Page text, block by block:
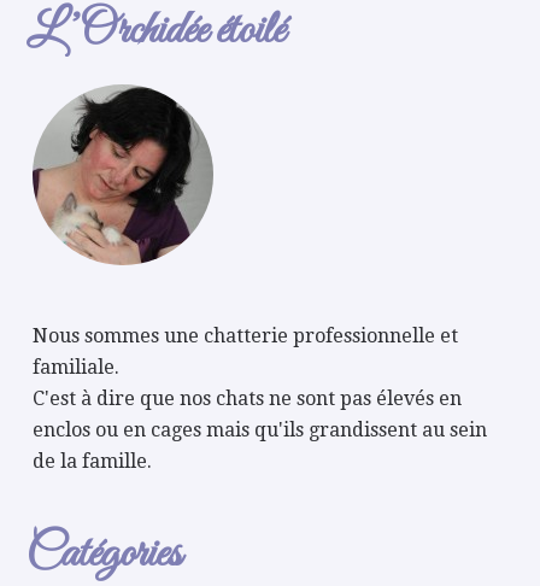
L’Orchidée étoilé
Nous sommes une chatterie professionnelle et
familiale.
C'est à dire que nos chats ne sont pas élevés en
enclos ou en cages mais qu'ils grandissent au sein
de la famille.
Catégories